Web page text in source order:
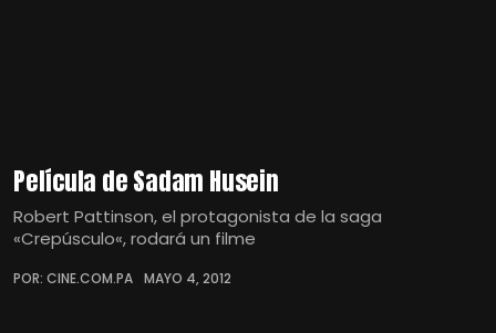
Película de Sadam Husein
Robert Pattinson, el protagonista de la saga
«Crepúsculo«, rodará un filme
POR: CINE.COM.PA MAYO 4, 2012